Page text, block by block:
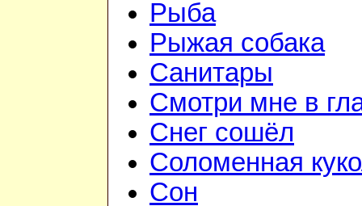
Рыба
Рыжая собака
Санитары
Смотри мне в
Снег сошёл
Соломенная
Сон